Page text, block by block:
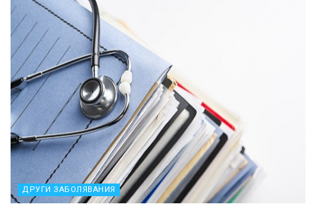
ДРУГИ ЗАБОЛЯВАНИЯ